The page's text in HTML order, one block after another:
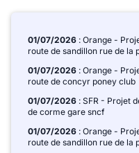
01/07/2026 : Orange -
route de sandillon rue de la
01/07/2026 : Orange -
route de concyr poney club
01/07/2026 : SFR - Projet
de corme gare sncf
01/07/2026 : Orange -
route de sandillon rue de la